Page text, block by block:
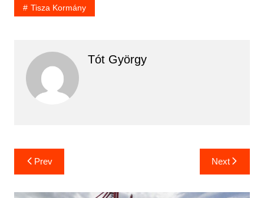
Tisza Kormány
Tót György
Bejegyzés
navigáció
Prev Next